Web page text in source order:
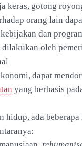
keras, gotong
orang lain
dan
oleh
dapat
yang berbasis
hidup, ada